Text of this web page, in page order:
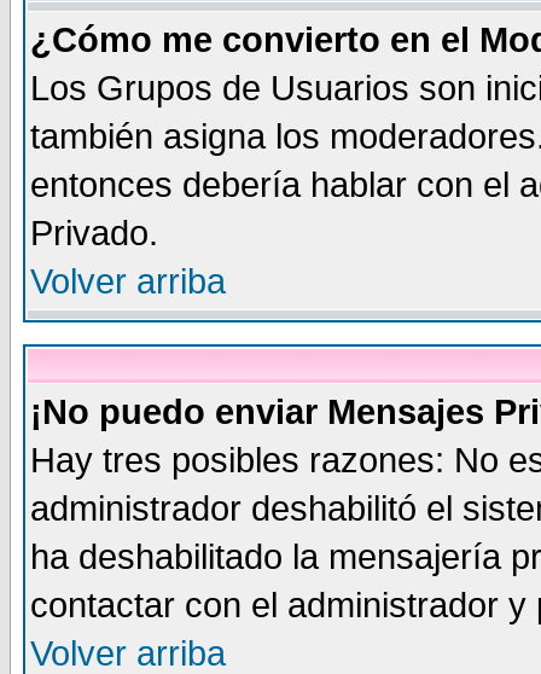
¿Cómo me convierto en el
Los Grupos de Usuarios son
también asigna los
entonces debería hablar con el
Privado.
Volver arriba
¡No puedo enviar Mensajes
Hay tres posibles razones: No
administrador deshabilitó el
ha deshabilitado la mensajería
contactar con el administrador y
Volver arriba